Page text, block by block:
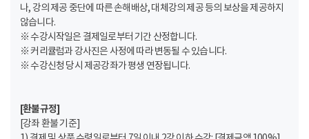
나, 강의 제공 중단에 따른 손해배상, 대체강의 제공 등의 보상을 제공하지
않습니다.
※ 수강시작일은 결제일로부터 기간 산정합니다.
※ 커리큘럼과 강사진은 사정에 따라 변동될 수 있습니다.
※ 수강신청 당시 제공강좌가 평생 연장됩니다.
[환불규정]
[강좌 환불 기준]